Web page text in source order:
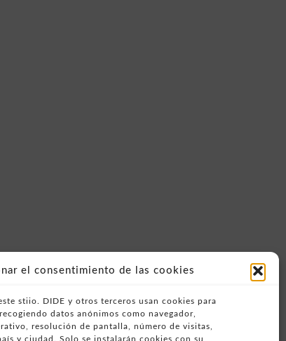
el consentimiento de las cookies
stiio. DIDE y otros terceros usan cookies para
datos anónimos como navegador,
resolución de pantalla, número de visitas,
y ciudad. Solo se instalarán cookies con su